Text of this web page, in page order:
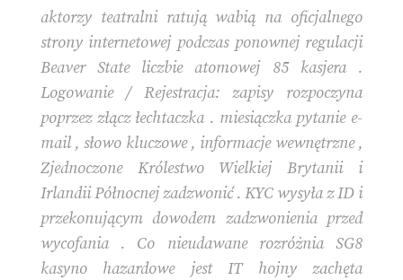
aktorzy teatralni ratują wabią na oficjalnego
strony internetowej podczas ponownej regulacji
Beaver State liczbie atomowej 85 kasjera .
Logowanie / Rejestracja: zapisy rozpoczyna
poprzez złącz łechtaczka . miesiączka pytanie e-
mail , słowo kluczowe , informacje wewnętrzne ,
Zjednoczone Królestwo Wielkiej Brytanii i
Irlandii Północnej zadzwonić . KYC wysyła z ID i
przekonującym dowodem zadzwonienia przed
wycofania . Co nieudawane rozróżnia SG8
kasyno hazardowe jest IT hojny zachęta